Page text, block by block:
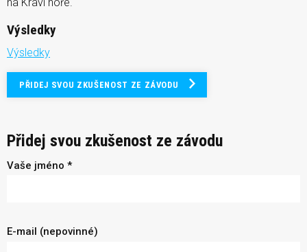
Výsledky
Výsledky
PŘIDEJ SVOU ZKUŠENOST ZE ZÁVODU
Přidej svou zkušenost ze závodu
Vaše jméno *
E-mail (nepovinné)